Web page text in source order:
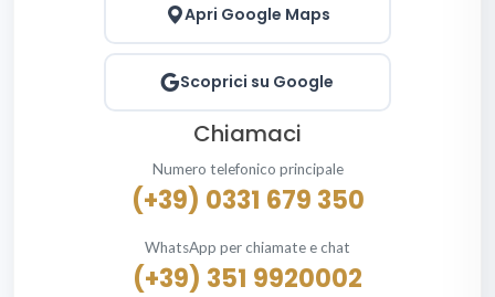
Apri Google Maps
Scoprici su Google
Chiamaci
Numero telefonico principale
(+39) 0331 679 350
WhatsApp per chiamate e chat
(+39) 351 9920002